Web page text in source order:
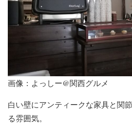
画像：よっしー@関西グルメ
白い壁にアンティークな家具と関
る雰囲気。